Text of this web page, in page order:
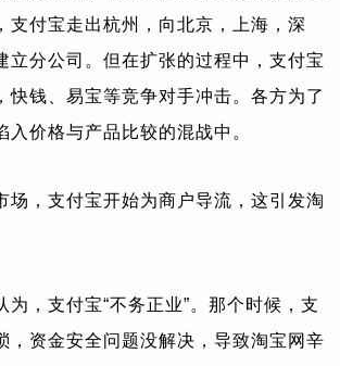
支付宝走出杭州，向北京，上海，深
立分公司。但在扩张的过程中，支付宝
快钱、易宝等竞争对手冲击。各方为了
入价格与产品比较的混战中。
，支付宝开始为商户导流，这引发淘
，支付宝“不务正业”。那个时候，支
，资金安全问题没解决，导致淘宝网辛